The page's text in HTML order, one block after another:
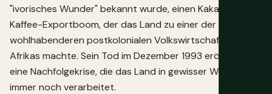
"ivorisches Wunder" bekannt wurde, einen Kakao- und
Kaffee-Exportboom, der das Land zu einer der
wohlhabenderen postkolonialen Volkswirtschaften
Afrikas machte. Sein Tod im Dezember 1993 eröffnete
eine Nachfolgekrise, die das Land in gewisser Weise
immer noch verarbeitet.